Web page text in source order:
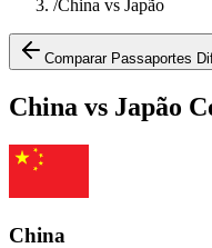
/China vs Japão
Comparar Passaportes
China vs Japão
China